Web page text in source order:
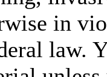
in
law.